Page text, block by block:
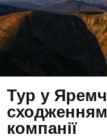
Тур у
компанії